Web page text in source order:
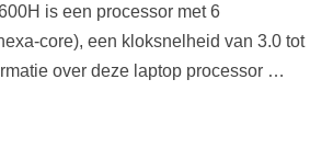
is een processor met 6
core), een kloksnelheid van 3.0 tot
over deze laptop processor …